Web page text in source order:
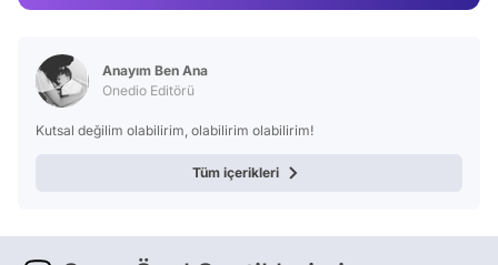
Anayım Ben Ana
Onedio Editörü
Kutsal değilim olabilirim, olabilirim olabilirim!
Tüm içerikleri